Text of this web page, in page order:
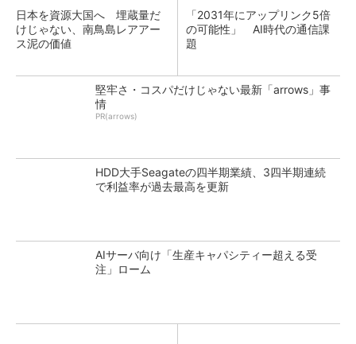
日本を資源大国へ 埋蔵量だ
けじゃない、南鳥島レアアー
ス泥の価値
「2031年にアップリンク5倍
の可能性」 AI時代の通信課
題
堅牢さ・コスパだけじゃない最新「arrows」事
情
PR(arrows)
HDD大手Seagateの四半期業績、3四半期連続
で利益率が過去最高を更新
AIサーバ向け「生産キャパシティー超える受
注」ローム